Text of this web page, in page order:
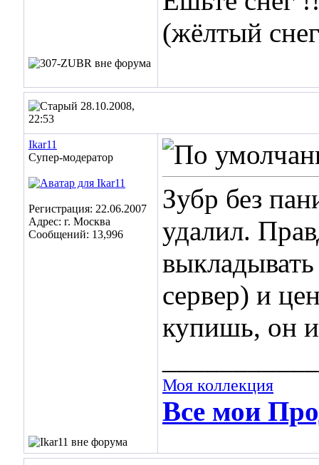
(жёлтый
28.10.2008,
22:53
Ikar11
Супер-модератор
Регистрация: 22.06.2007
Адрес: г. Москва
Сообщений: 13,996
Зубр без
удалил.
сервер) и
купишь, он
Моя коллекция
Все мои